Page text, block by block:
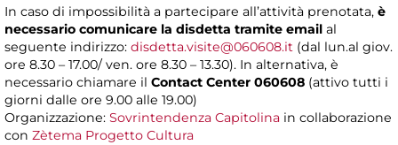
In caso di impossibilità a partecipare all’attività prenotata, è
necessario comunicare la disdetta tramite email al
seguente indirizzo: disdetta.visite@060608.it (dal lun.al giov.
ore 8.30 – 17.00/ ven. ore 8.30 – 13.30). In alternativa, è
necessario chiamare il Contact Center 060608 (attivo tutti i
giorni dalle ore 9.00 alle 19.00)
Organizzazione: Sovrintendenza Capitolina in collaborazione
con Zètema Progetto Cultura